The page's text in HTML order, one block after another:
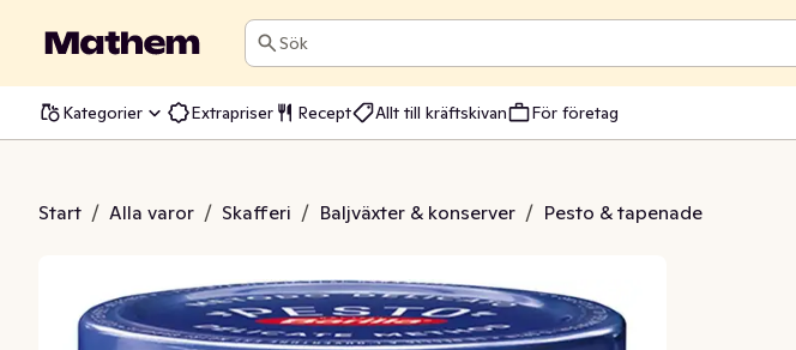
Sök
Kategorier Extrapriser Recept Allt till kräftskivan För företag
Start / Alla varor / Skafferi / Baljväxter & konserver / Pesto & tapenade
Barilla